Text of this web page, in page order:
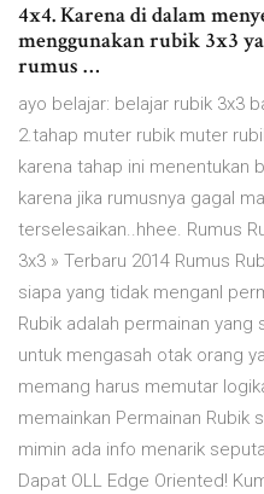
4x4. Karena di dalam
menggunakan rubik 3x3
rumus …
ayo belajar: belajar rubik 3x3
2.tahap muter rubik muter
karena tahap ini menentukan
karena jika rumusnya gagal
terselesaikan..hhee. Rumus
3x3 » Terbaru 2014 Rumus
siapa yang tidak menganl
Rubik adalah permainan
untuk mengasah otak orang
memang harus memutar
memainkan Permainan Rubik
mimin ada info menarik
Dapat OLL Edge Oriented!